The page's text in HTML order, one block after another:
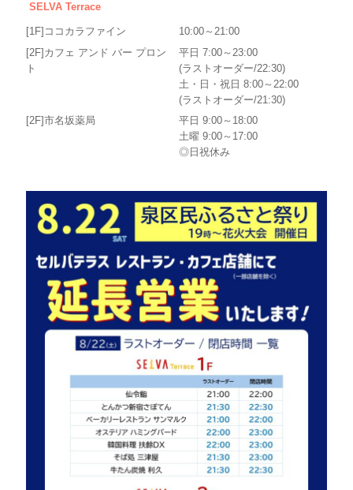
SELVA Terrace
[1F]ココカラファイン
10:00～21:00
[2F]カフェ アンド バー プロン
ト
平日 7:00～23:00
(ラストオーダー/22:30)
土・日・祝日 8:00～22:00
(ラストオーダー/21:30)
[2F]市名坂薬局
平日 9:00～18:00
土曜 9:00～17:00
◎日祝休み